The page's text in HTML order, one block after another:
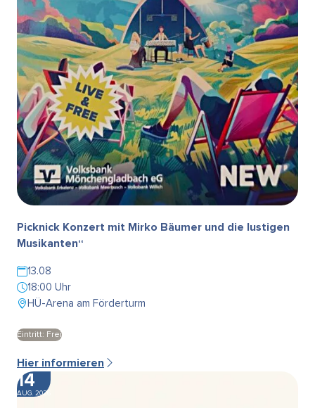
Picknick Konzert mit Mirko Bäumer und die lustigen
Musikanten“
13.08
18:00 Uhr
HÜ-Arena am Förderturm
Eintritt: Frei
Hier informieren
14
AUG. 2026